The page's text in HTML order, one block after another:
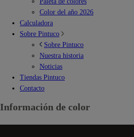
Color del año 2026
Calculadora
Sobre Pintuco
Sobre Pintuco
Nuestra historia
Noticias
Tiendas Pintuco
Contacto
Información de color